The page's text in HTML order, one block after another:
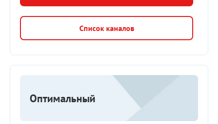
Список каналов
Оптимальный